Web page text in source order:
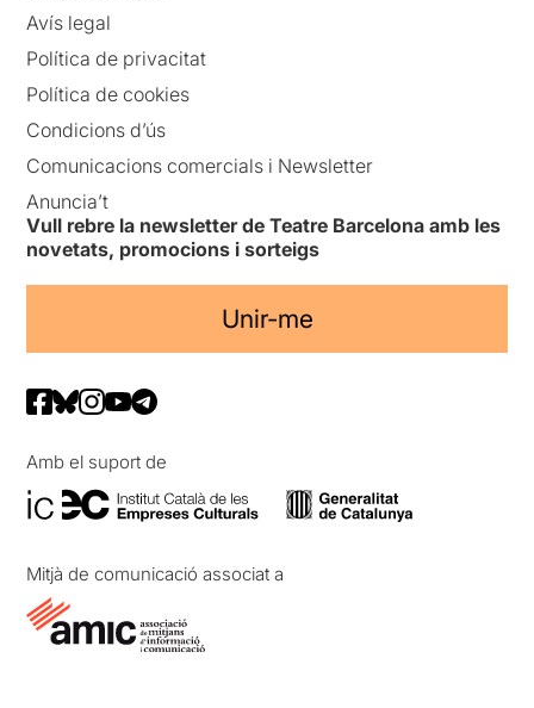
Avís legal
Política de privacitat
Política de cookies
Condicions d’ús
Comunicacions comercials i Newsletter
Anuncia’t
Vull rebre la newsletter de Teatre Barcelona amb les
novetats, promocions i sorteigs
Unir-me
Amb el suport de
Mitjà de comunicació associat a